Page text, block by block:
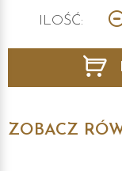
ILOŚĆ:
ZOBACZ